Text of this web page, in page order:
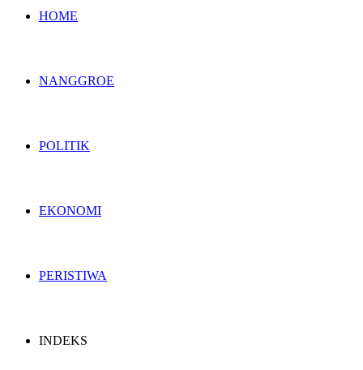
HOME
NANGGROE
POLITIK
EKONOMI
PERISTIWA
INDEKS